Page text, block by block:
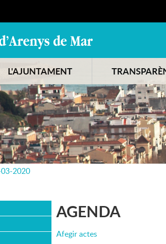
L'AJUNTAMENT
2020
AGENDA
Afegir actes